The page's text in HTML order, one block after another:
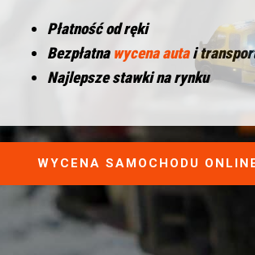
Płatność od ręki
Bezpłatna wycena autai
Najlepsze stawki na rynku
WYCENA SAMOCHODU